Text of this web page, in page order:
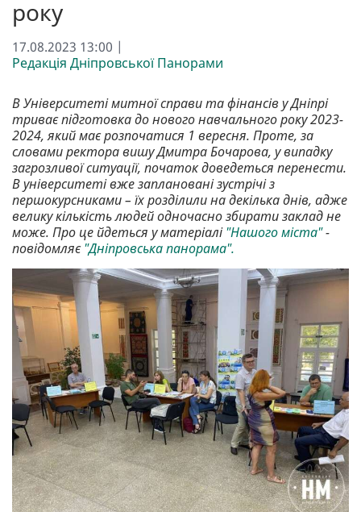
року
17.08.2023 13:00 |
Редакція Дніпровської Панорами
В Університеті митної справи та фінансів у Дніпрі
триває підготовка до нового навчального року 2023-
2024, який має розпочатися 1 вересня. Проте, за
словами ректора вишу Дмитра Бочарова, у випадку
загрозливої ситуації, початок доведеться перенести.
В університеті вже заплановані зустрічі з
першокурсниками – їх розділили на декілька днів, адже
велику кількість людей одночасно збирати заклад не
може. Про це йдеться у матеріалі"Нашого міста"-
повідомляє"Дніпровська панорама".